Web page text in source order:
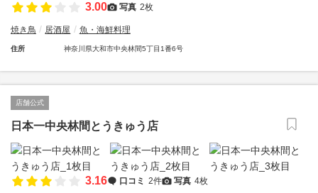
3.00 写真 2枚
焼き鳥 居酒屋 魚・海鮮料理
住所 神奈川県大和市中央林間5丁目1番6号
店舗公式
日本一中央林間とうきゅう店
3.16 口コミ 2件 写真 4枚